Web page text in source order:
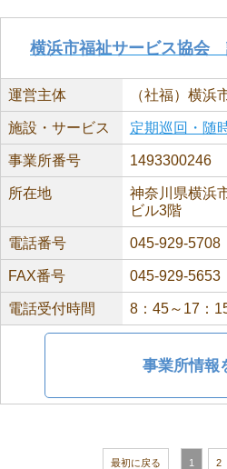
横浜市福祉サービス協会
運営主体 （社福）横浜
施設・サービス 定期巡回・随
事業所番号 1493300246
所在地
神奈川県横浜
ビル3階
電話番号 045-929-5708
FAX番号 045-929-5653
電話受付時間 8：45～17：
事業所情報
最初に戻る 1 2